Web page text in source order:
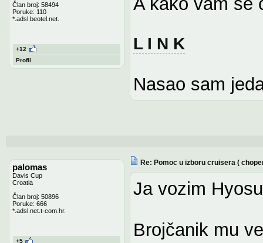
Član broj: 58494
Poruke: 110
*.adsl.beotel.net.
+12
Profil
L I N K
Nasao sam
palomas
Davis Cup
Croatia
Član broj: 50896
Poruke: 666
*.adsl.net.t-com.hr.
+5
Re: Pomoc u izboru cruisera (
Ja vozim
Brojčanik mu